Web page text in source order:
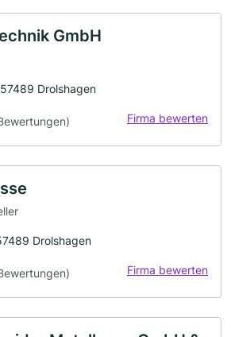
GmbH
Drolshagen
Firma bewerten
Drolshagen
Firma bewerten